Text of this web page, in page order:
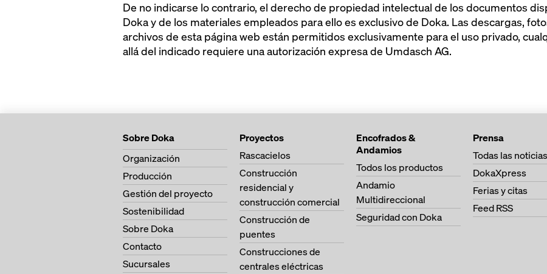
De no indicarse lo contrario, el derecho de propiedad intelectual de los documentos
Doka y de los materiales empleados para ello es exclusivo de Doka. Las descargas,
archivos de esta página web están permitidos exclusivamente para el uso privado,
allá del indicado requiere una autorización expresa de Umdasch AG.
Sobre Doka
Organización
Producción
Gestión del proyecto
Sostenibilidad
Sobre Doka
Contacto
Sucursales
Proyectos
Rascacielos
Construcción
residencial y
construcción comercial
Construcción de
puentes
Construcciones de
centrales eléctricas
Encofrados &
Andamios
Todos los productos
Andamio
Multidireccional
Seguridad con Doka
Prensa
Todas las noticias
DokaXpress
Ferias y citas
Feed RSS